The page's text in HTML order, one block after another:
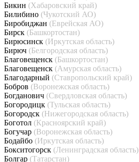
Бикин (Хабаровский край)
Билибино (Чукотский АО)
Биробиджан (Еврейская АО)
Бирск (Башкортостан)
Бирюсинск (Иркутская область)
Бирюч (Белгородская область)
Благовещенск (Башкортостан)
Благовещенск (Амурская область)
Благодарный (Ставропольский край)
Бобров (Воронежская область)
Богданович (Свердловская область)
Богородицк (Тульская область)
Богородск (Нижегородская область)
Боготол (Красноярский край)
Богучар (Воронежская область)
Бодайбо (Иркутская область)
Бокситогорск (Ленинградская область)
Болгар (Татарстан)